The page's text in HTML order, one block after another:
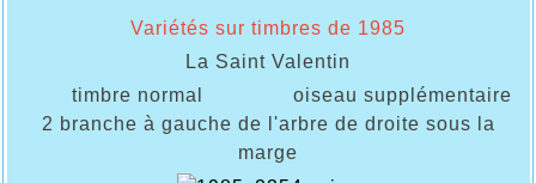
Variétés sur timbres de 1985
La Saint Valentin
timbre normal oiseau supplémentaire
2 branche à gauche de l'arbre de droite sous la
marge